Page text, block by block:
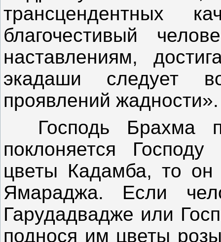
трансцендентных
благочестивый
наставлениям,
экадаши следует
проявлений жадности».
Господь Брахма
поклоняется
цветы Кадамба, то он
Ямараджа. Если
Гарудадвадже или
поднося им цветы